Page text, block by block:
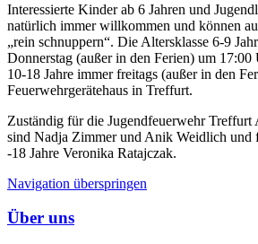
Interessierte Kinder ab 6 Jahren und
natürlich immer willkommen und können
„rein schnuppern“. Die Altersklasse 6-9
Donnerstag (außer in den Ferien) um
10-18 Jahre immer freitags (außer in den
Feuerwehrgerätehaus in Treffurt.
Zuständig für die Jugendfeuerwehr Treffurt
sind Nadja Zimmer und Anik Weidlich und
-18 Jahre Veronika Ratajczak.
Navigation überspringen
Über uns